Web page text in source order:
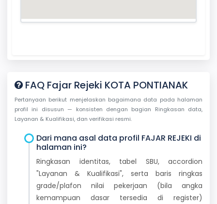
FAQ Fajar Rejeki KOTA PONTIANAK
Pertanyaan berikut menjelaskan bagaimana data pada halaman
profil ini disusun — konsisten dengan bagian Ringkasan data,
Layanan & Kualifikasi, dan verifikasi resmi.
Dari mana asal data profil FAJAR REJEKI di
halaman ini?
Ringkasan identitas, tabel SBU, accordion
"Layanan & Kualifikasi", serta baris ringkas
grade/plafon nilai pekerjaan (bila angka
kemampuan dasar tersedia di register)